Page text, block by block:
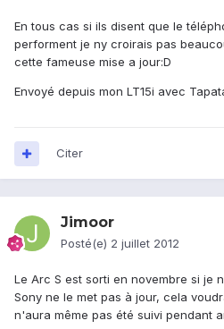
En tous cas si ils disent que le
performent je ny croirais pas
cette fameuse mise a jour:D
Envoyé depuis mon LT15i avec
Citer
Jimoor
Posté(e) 2 juillet 2012
Le Arc S est sorti en novembre si je
Sony ne le met pas à jour, cela
n'aura même pas été suivi pendant